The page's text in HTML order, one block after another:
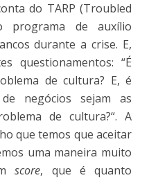
do TARP (Troubled
programa de auxílio
durante a crise. E,
questionamentos: “É
de cultura? E, é
negócios sejam as
de cultura?“. A
que temos que aceitar
uma maneira muito
score, que é quanto